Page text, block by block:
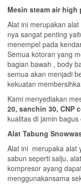
Mesin steam air high
Alat ini merupakan
nya sangat penting
menempel pada
Semua kotoran yang
bagian bawah , body
semua akan menjadi
kekuatan
Kami menyediakan
20, sanchin 30, CNP
kualitas di jamin
Alat Tabung
Alat ini merupaka alat
sabun seperti salju,
kompresor ayang
menggunakansama